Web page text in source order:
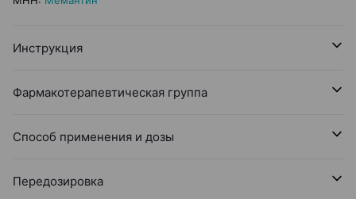
Инструкция
Фармакотерапевтическая группа
Способ применения и дозы
Передозировка